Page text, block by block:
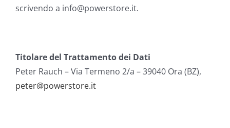
scrivendo a info@powerstore.it.
Titolare del Trattamento dei Dati
Peter Rauch – Via Termeno 2/a – 39040 Ora (BZ),
peter@powerstore.it